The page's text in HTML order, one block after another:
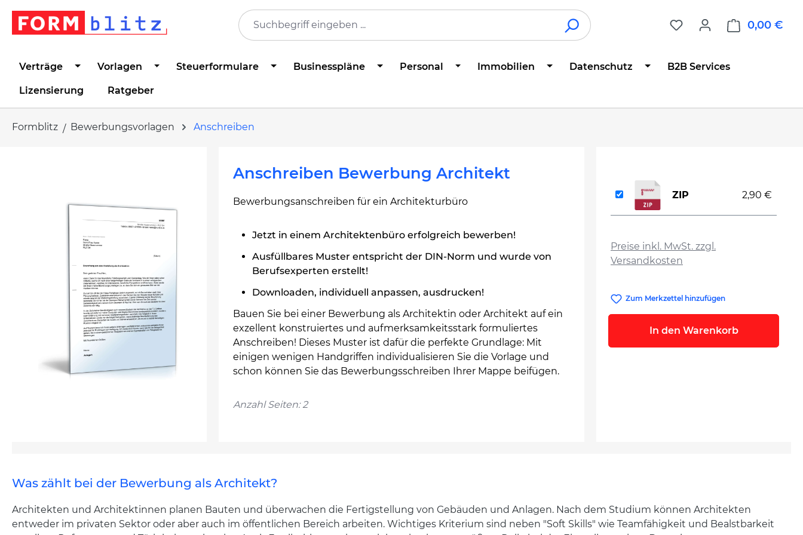
Zur Hauptnavigation springen
0,00 €
Verträge Vorlagen Steuerformulare Businesspläne Personal Immobilien Datenschutz B2B Services
Lizensierung Ratgeber
Formblitz Bewerbungsvorlagen Anschreiben
Anschreiben Bewerbung Architekt
Bewerbungsanschreiben für ein Architekturbüro
Jetzt in einem Architektenbüro erfolgreich bewerben!
Ausfüllbares Muster entspricht der DIN-Norm und wurde von
Berufsexperten erstellt!
Downloaden, individuell anpassen, ausdrucken!
Bauen Sie bei einer Bewerbung als Architektin oder Architekt auf ein
exzellent konstruiertes und aufmerksamkeitsstark formuliertes
Anschreiben! Dieses Muster ist dafür die perfekte Grundlage: Mit
einigen wenigen Handgriffen individualisieren Sie die Vorlage und
schon können Sie das Bewerbungsschreiben Ihrer Mappe beifügen.
Anzahl Seiten: 2
Preise inkl. MwSt. zzgl.
Versandkosten
ZIP 2,90 €
Zum Merkzettel hinzufügen
In den Warenkorb
Was zählt bei der Bewerbung als Architekt?
Architekten und Architektinnen planen Bauten und überwachen die Fertigstellung von Gebäuden und Anlagen. Nach dem Studium können Architekten
entweder im privaten Sektor oder aber auch im öffentlichen Bereich arbeiten. Wichtiges Kriterium sind neben "Soft Skills" wie Teamfähigkeit und Bealstbarkeit